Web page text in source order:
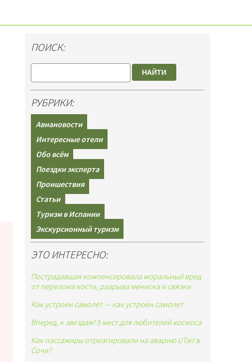
ПОИСК:
НАЙТИ
РУБРИКИ:
Авиановости
Интересные отели
Обо всём
Поездки эксперта
Проишествия
Статьи
Туризм в Испании
Экскурсионный туризм
ЭТО ИНТЕРЕСНО:
Пострадавшая компенсировала моральный вред
от перелома кости, разрыва мениска и связки
Как устроен самолёт — как устроен самолет
Вперед, к звездам! 5 мест для любителей космоса
Как пассажиры отреагировали на аварию UTair в
Сочи?